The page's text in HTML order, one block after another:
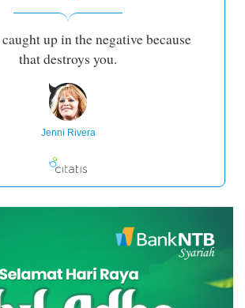
up in the negative because
that destroys you.
Jenni Rivera